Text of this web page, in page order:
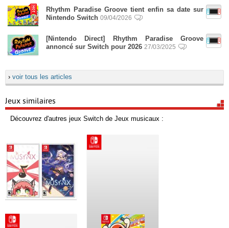
Rhythm Paradise Groove tient enfin sa date sur
Nintendo Switch 09/04/2026
[Nintendo Direct] Rhythm Paradise Groove
annoncé sur Switch pour 2026 27/03/2025
› voir tous les articles
Jeux similaires
Découvrez d'autres jeux Switch de Jeux musicaux :